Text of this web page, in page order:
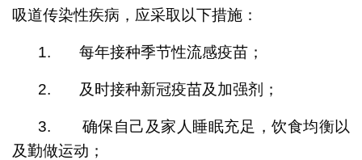
吸道传染性疾病，应采取以下措施：
1. 每年接种季节性流感疫苗；
2. 及时接种新冠疫苗及加强剂；
3. 确保自己及家人睡眠充足，饮食均衡以
及勤做运动；